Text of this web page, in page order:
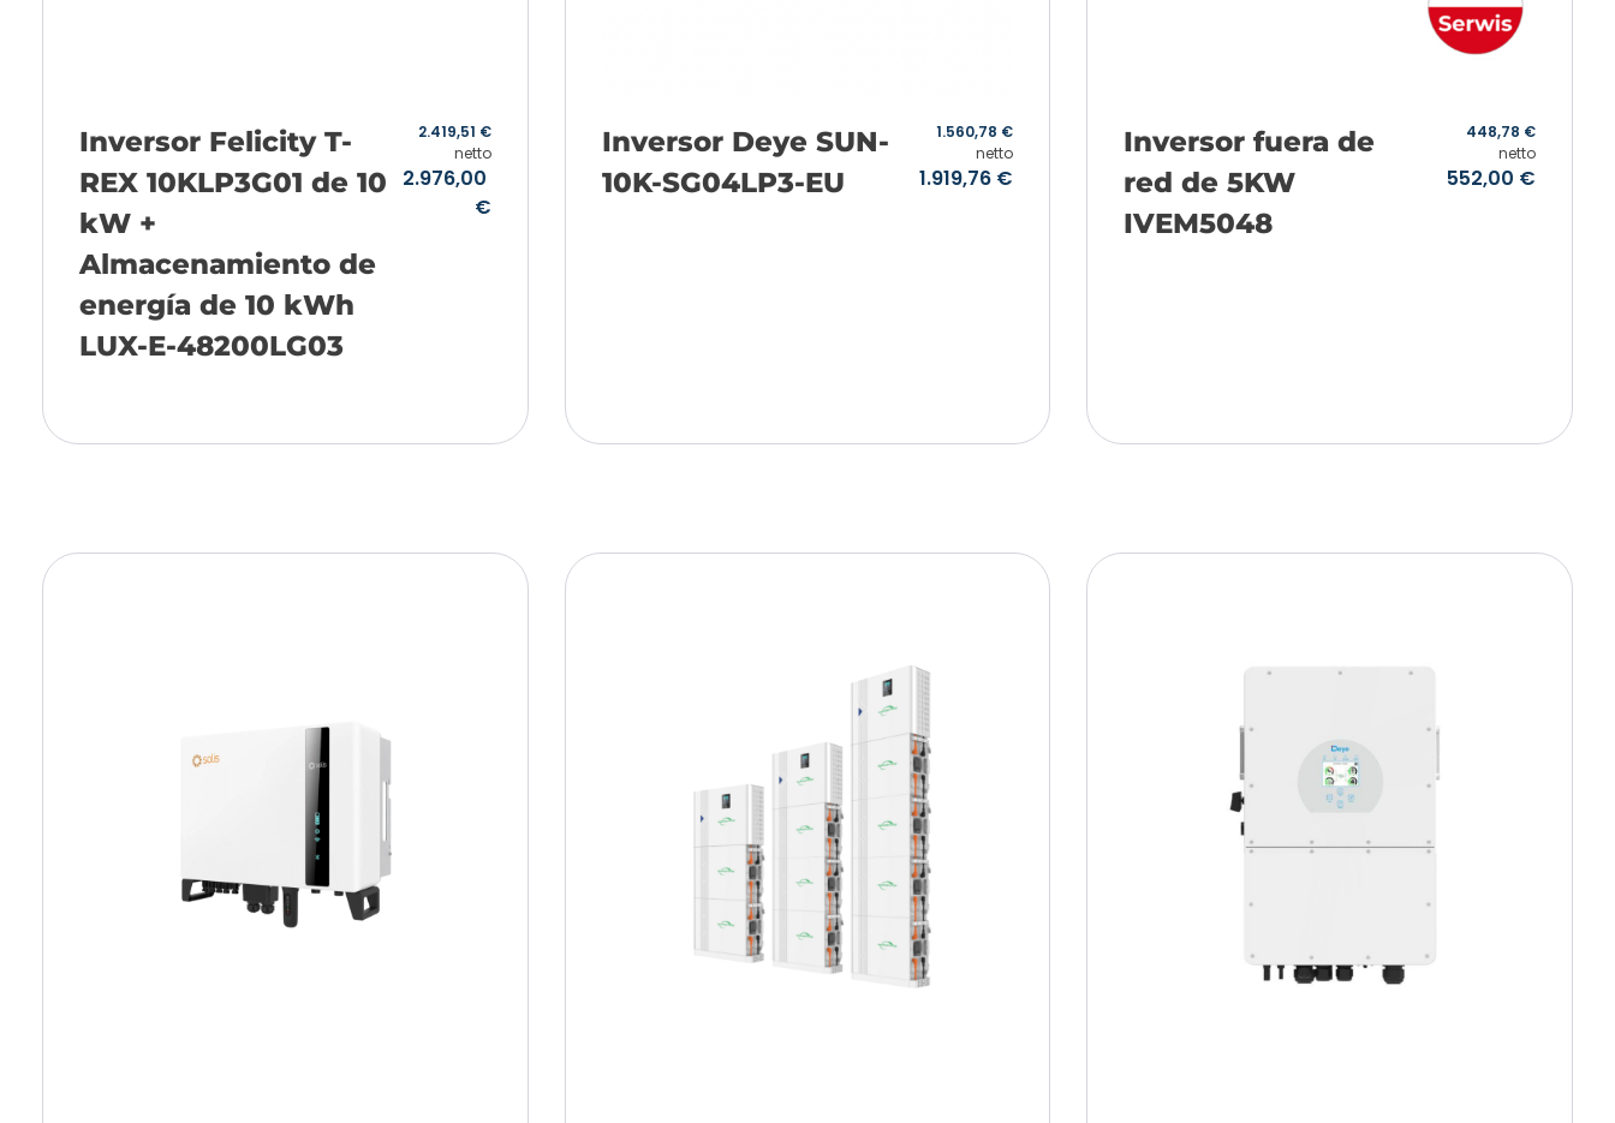
Inversor Felicity T-
REX 10KLP3G01 de 10
kW +
Almacenamiento de
energía de 10 kWh
LUX-E-48200LG03
2.976,00
€
2.419,51 €
netto
Inversor Deye SUN-
10K-SG04LP3-EU
1.919,76 €
1.560,78 €
netto
Inversor fuera de
red de 5KW
IVEM5048
552,00 €
448,78 €
netto